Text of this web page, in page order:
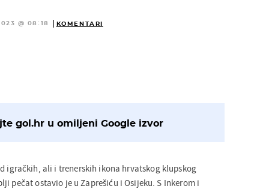
@ 08:18 KOMENTARI
gol.hr u omiljeni Google izvor
igračkih, ali i trenerskih ikona hrvatskog klupskog
pečat ostavio je u Zaprešiću i Osijeku. S Inkerom i